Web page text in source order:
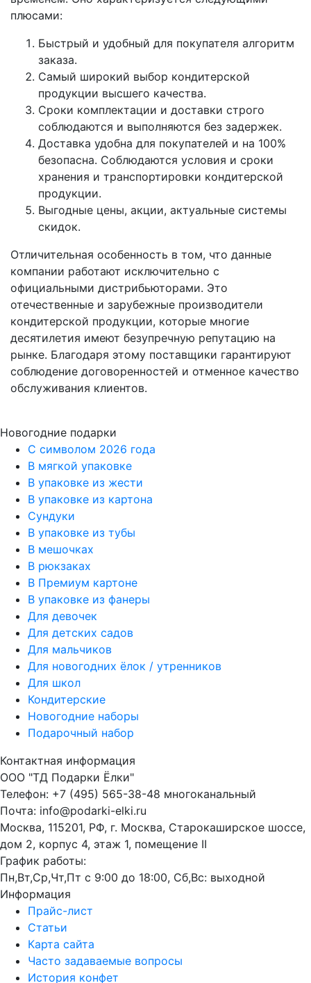
плюсами:
Быстрый и удобный для покупателя алгоритм
заказа.
Самый широкий выбор кондитерской
продукции высшего качества.
Сроки комплектации и доставки строго
соблюдаются и выполняются без задержек.
Доставка удобна для покупателей и на 100%
безопасна. Соблюдаются условия и сроки
хранения и транспортировки кондитерской
продукции.
Выгодные цены, акции, актуальные системы
скидок.
Отличительная особенность в том, что данные
компании работают исключительно с
официальными дистрибьюторами. Это
отечественные и зарубежные производители
кондитерской продукции, которые многие
десятилетия имеют безупречную репутацию на
рынке. Благодаря этому поставщики гарантируют
соблюдение договоренностей и отменное качество
обслуживания клиентов.
Новогодние подарки
C символом 2026 года
В мягкой упаковке
В упаковке из жести
В упаковке из картона
Сундуки
В упаковке из тубы
В мешочках
В рюкзаках
В Премиум картоне
В упаковке из фанеры
Для девочек
Для детских садов
Для мальчиков
Для новогодних ёлок / утренников
Для школ
Кондитерские
Новогодние наборы
Подарочный набор
Контактная информация
ООО "ТД Подарки Ёлки"
Телефон: +7 (495) 565-38-48 многоканальный
Почта: info@podarki-elki.ru
Москва, 115201, РФ, г. Москва, Старокаширское шоссе,
дом 2, корпус 4, этаж 1, помещение II
График работы:
Пн,Вт,Ср,Чт,Пт с 9:00 до 18:00, Сб,Вс: выходной
Информация
Прайс-лист
Статьи
Карта сайта
Часто задаваемые вопросы
История конфет